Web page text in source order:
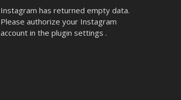
Instagram has returned empty data.
Please authorize your Instagram
account in the plugin settings .